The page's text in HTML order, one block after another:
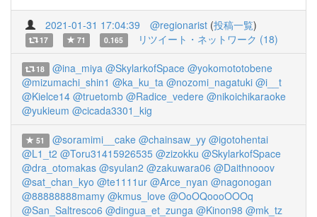
2021-01-31 17:04:39 @regionarist (投稿一覧)
17 71 0.165 リツイート・ネットワーク (18)
18 @ina_miya @SkylarkofSpace @yokomototobene
@mizumachi_shin1 @ka_ku_ta @nozomi_nagatuki @i__t
@Kielce14 @truetomb @Radice_vedere @nikoichikaraoke
@yukieum @cicada3301_kig
51 @soramimi__cake @chainsaw_yy @igotohentai
@L1_t2 @Toru31415926535 @zizokku @SkylarkofSpace
@dra_otomakas @syulan2 @zakuwara06 @Daithnooov
@sat_chan_kyo @te1111ur @Arce_nyan @nagonogan
@88888888mamy @kmus_love @OoOQoooOOOq
@San_Saltresco6 @dingua_et_zunga @Kinon98 @mk_tz